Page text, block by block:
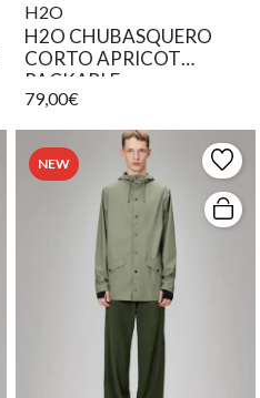
H2O
H2O CHUBASQUERO
CORTO APRICOT
PACKABLE
79,00€
NEW